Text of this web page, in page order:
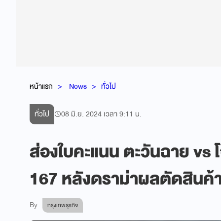
หน้าแรก News ทั่วไป
ทั่วไป 08 มิ.ย. 2024 เวลา 9:11 น.
ส่องใบคะแนน ตะวันฉาย
167 หลังดราม่าผลตัดสินค้
By กรุงเทพธุรกิจ